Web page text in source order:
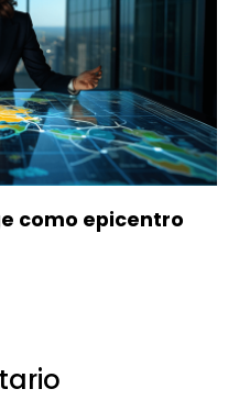
como epicentro